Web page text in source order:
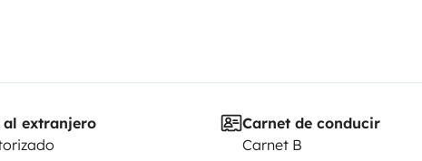
al extranjero
Carnet de conducir
Carnet B